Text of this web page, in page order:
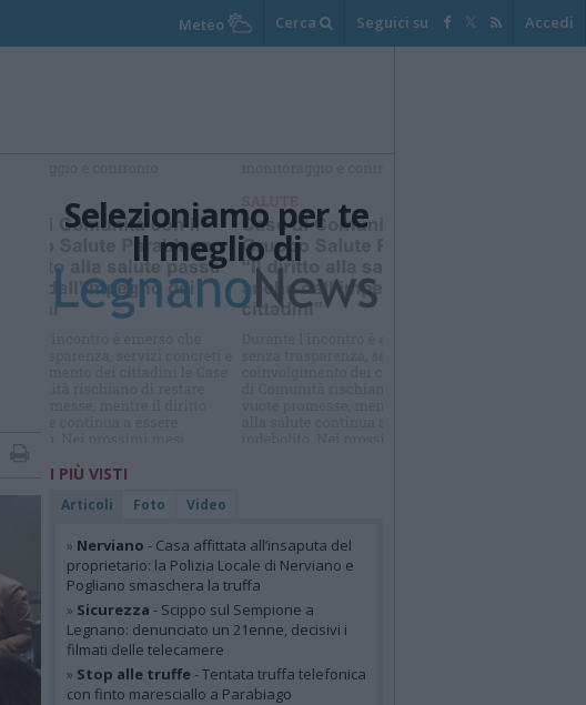
Meteo Cerca Seguici su Accedi
Selezioniamo per te
Il meglio di
I PIÙ VISTI
Articoli Foto Video
» Nerviano - Casa affittata all’insaputa del
proprietario: la Polizia Locale di Nerviano e
Pogliano smaschera la truffa
» Sicurezza - Scippo sul Sempione a
Legnano: denunciato un 21enne, decisivi i
filmati delle telecamere
» Stop alle truffe- Tentata truffa telefonica
con finto maresciallo a Parabiago